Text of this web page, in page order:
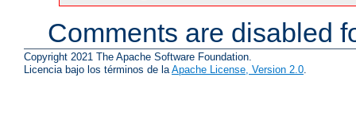
Comments are disabled
Copyright 2021 The Apache Software Foundation.
Licencia bajo los términos de laApache License, Version 2.0.